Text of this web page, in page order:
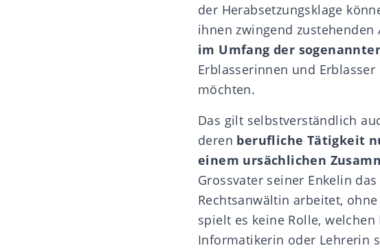
der Herabsetzungsklage
ihnen zwingend
im Umfang der
Erblasserinnen und Erblasser
möchten.
Das gilt selbstverständlich
deren berufliche Tätigkeit
einem ursächlichen
Grossvater seiner Enkelin das
Rechtsanwältin arbeitet,
spielt es keine Rolle,
Informatikerin oder Lehrerin